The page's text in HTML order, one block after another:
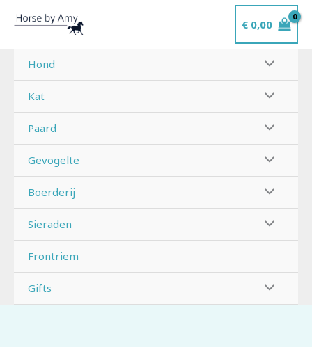
naar
inhoud
€0,00
Hond
Kat
Paard
Gevogelte
Boerderij
Sieraden
Frontriem
Gifts